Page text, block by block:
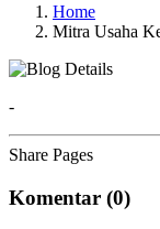
Home
Mitra Usaha
-
Share Pages
Komentar (0)